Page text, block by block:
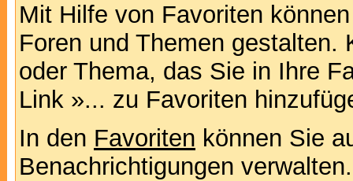
Mit Hilfe von Favoriten
Foren und Themen
oder Thema, das Sie in Ihre
Link »... zu Favoriten
In den Favoriten können Sie
Benachrichtigungen verwalten.